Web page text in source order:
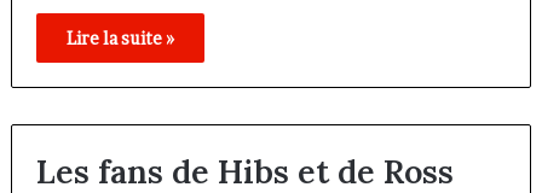
Lire la suite »
Les fans de Hibs et de Ross